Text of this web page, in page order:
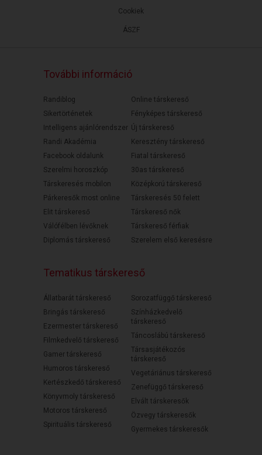
ÁSZF
Cookiek
További információ
Randiblog
Sikertörténetek
Intelligens ajánlórendszer
Randi Akadémia
Facebook oldalunk
Szerelmi horoszkóp
Társkeresés mobilon
Párkeresők most online
Elit társkereső
Válófélben lévőknek
Diplomás társkereső
Online társkereső
Fényképes társkereső
Új társkereső
Keresztény társkereső
Fiatal társkereső
30as társkereső
Középkorú társkereső
Társkeresés 50 felett
Társkereső nők
Társkereső férfiak
Szerelem első keresésre
Tematikus társkereső
Állatbarát társkereső
Bringás társkereső
Ezermester társkereső
Filmkedvelő társkereső
Gamer társkereső
Humoros társkereső
Kertészkedő társkereső
Könyvmoly társkereső
Motoros társkereső
Spirituális társkereső
Sorozatfüggő társkereső
Színházkedvelő
társkereső
Táncoslábú társkereső
Társasjátékozós
társkereső
Vegetáriánus társkereső
Zenefüggő társkereső
Elvált társkeresők
Özvegy társkeresők
Gyermekes társkeresők